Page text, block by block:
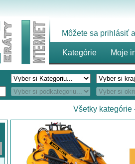
Môžete sa prihlásiť
Kategórie Moje
Všetky kategórie